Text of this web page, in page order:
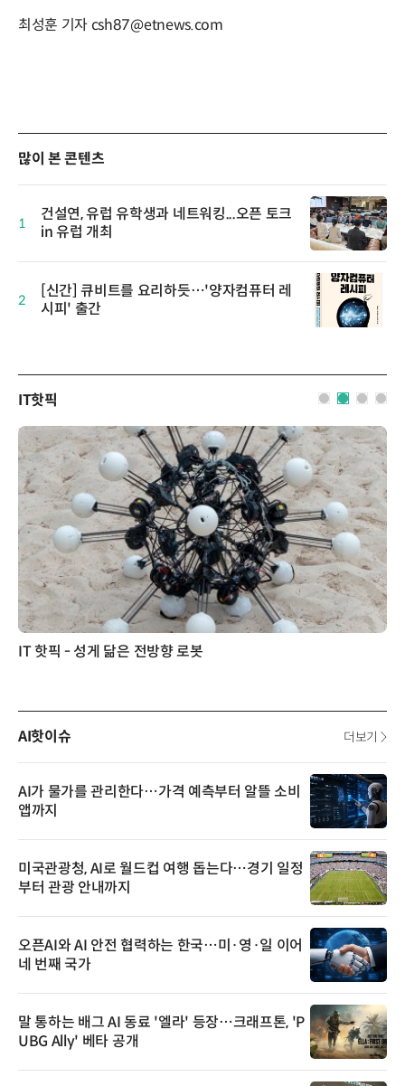
최성훈 기자 csh87@etnews.com
많이 본 콘텐츠
1
건설연, 유럽 유학생과 네트워킹...오픈 토크
in 유럽 개최
2
[신간] 큐비트를 요리하듯…'양자컴퓨터 레
시피' 출간
IT핫픽
IT 핫픽 - 성게 닮은 전방향 로봇
AI핫이슈 더보기
AI가 물가를 관리한다…가격 예측부터 알뜰 소비
앱까지
미국관광청, AI로 월드컵 여행 돕는다…경기 일정
부터 관광 안내까지
오픈AI와 AI 안전 협력하는 한국…미·영·일 이어
네 번째 국가
말 통하는 배그 AI 동료 '엘라' 등장…크래프톤, 'P
UBG Ally' 베타 공개